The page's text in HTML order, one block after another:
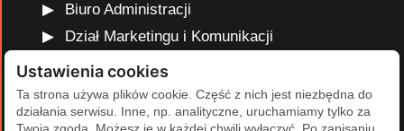
Biuro Administracji
Dział Marketingu i Komunikacji
Dział Edukacji Olimpijskiej
Dział Finansów i Kadr
Dział Projektów Olimpijskich
Ustawienia cookies
Ta strona używa plików cookie. Część z nich jest niezbędna do
działania serwisu. Inne, np. analityczne, uruchamiamy tylko za